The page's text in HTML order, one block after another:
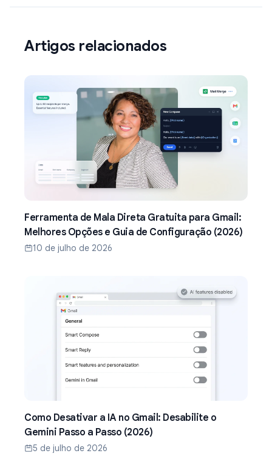
Artigos relacionados
Ferramenta de Mala Direta Gratuita para Gmail:
Melhores Opções e Guia de Configuração (2026)
10 de julho de 2026
Como Desativar a IA no Gmail: Desabilite o
Gemini Passo a Passo (2026)
5 de julho de 2026